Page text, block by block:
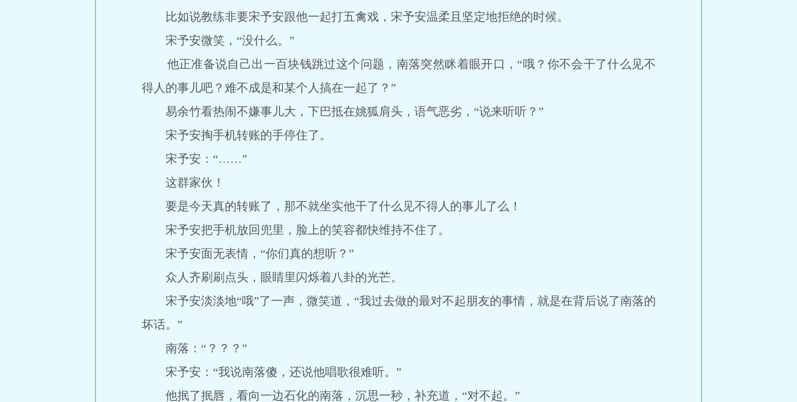
比如说教练非要宋予安跟他一起打五禽戏，宋予安温柔且坚定地拒绝的时候。
宋予安微笑，“没什么。”
他正准备说自己出一百块钱跳过这个问题，南落突然眯着眼开口，“哦？你不会干了什么见不
得人的事儿吧？难不成是和某个人搞在一起了？”
易余竹看热闹不嫌事儿大，下巴抵在姚狐肩头，语气恶劣，“说来听听？”
宋予安掏手机转账的手停住了。
宋予安：“……”
这群家伙！
要是今天真的转账了，那不就坐实他干了什么见不得人的事儿了么！
宋予安把手机放回兜里，脸上的笑容都快维持不住了。
宋予安面无表情，“你们真的想听？”
众人齐刷刷点头，眼睛里闪烁着八卦的光芒。
宋予安淡淡地“哦”了一声，微笑道，“我过去做的最对不起朋友的事情，就是在背后说了南落的
坏话。”
南落：“？？？”
宋予安：“我说南落傻，还说他唱歌很难听。”
他抿了抿唇，看向一边石化的南落，沉思一秒，补充道，“对不起。”